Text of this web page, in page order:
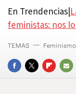
En Trendencias|
feministas: nos
FACEBOOK
TWITTER
E-
TEMAS Feminismo